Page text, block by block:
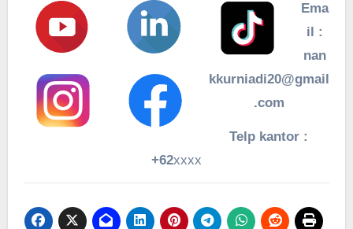
Ema
il :
nan
kkurniadi20@gmail
.com
Telp kantor :
+62xxxx